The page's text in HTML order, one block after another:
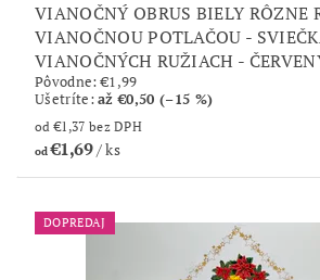
VIANOČNÝ OBRUS BIELY RÔZNE
VIANOČNOU POTLAČOU -
VIANOČNÝCH RUŽIACH -
Pôvodne:€1,99
Ušetríte:až €0,50 (–15 %)
od €1,37 bez DPH
od€1,69/ ks
DOPREDAJ